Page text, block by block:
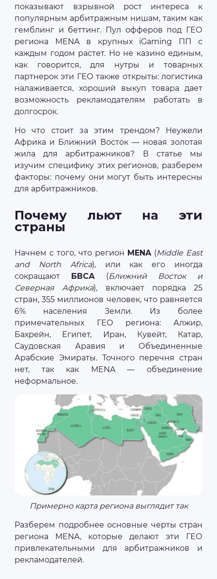
показывают взрывной рост интереса к
популярным арбитражным нишам, таким как
гемблинг и беттинг. Пул офферов под ГЕО
региона MENA в крупных iGaming ПП с
каждым годом растет. Но не казино единым,
как говорится, для нутры и товарных
партнерок эти ГЕО также открыты: логистика
налаживается, хороший выкуп товара дает
возможность рекламодателям работать в
долгосрок.
Но что стоит за этим трендом? Неужели
Африка и Ближний Восток — новая золотая
жила для арбитражников? В статье мы
изучим специфику этих регионов, разберем
факторы: почему они могут быть интересны
для арбитражников.
Почему льют на эти
страны
Начнем с того, что регион MENA(Middle East
and North Africa), или как его иногда
сокращают БВСА (Ближний Восток и
Северная Африка), включает порядка 25
стран, 355 миллионов человек, что равняется
6% населения Земли. Из более
примечательных ГЕО региона: Алжир,
Бахрейн, Египет, Иран, Кувейт, Катар,
Саудовская Аравия и Объединенные
Арабские Эмираты. Точного перечня стран
нет, так как MENA — объединение
неформальное.
Примерно карта региона выглядит так
Разберем подробнее основные черты стран
региона MENA, которые делают эти ГЕО
привлекательными для арбитражников и
рекламодателей.